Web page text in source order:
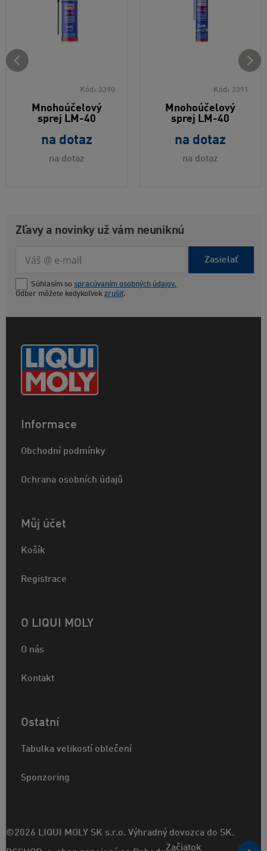
Kód: 3390
Mnohoúčelový
sprej LM-40
na dotaz
na dotaz
Kód: 3391
Mnohoúčelový
sprej LM-40
na dotaz
na dotaz
Zľavy a novinky už vám neuniknú
Zasielať
Súhlasím so spracúvaním osobných údajov.
Odber môžete kedykoľvek zrušiť.
Informace
Obchodní podmínky
Ochrana osobních údajů
Můj účet
Košík
Registrace
O LIQUI MOLY
O nás
Kontakt
Ostatní
Tabulka velikostí oblečení
Sponzoring
©2026 LIQUI MOLY SK s.r.o. Výhradný dovozca do SK.
Začiatok